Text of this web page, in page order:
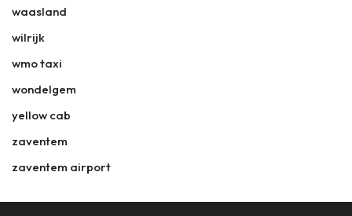
waasland
wilrijk
wmo taxi
wondelgem
yellow cab
zaventem
zaventem airport